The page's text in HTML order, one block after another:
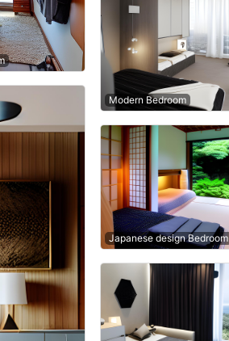
Modern Bedroom
Japanese design Bedroom